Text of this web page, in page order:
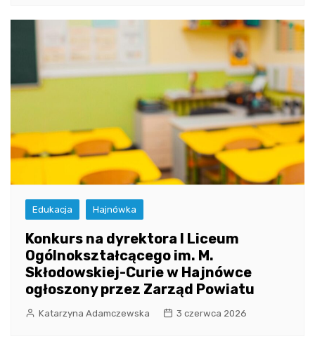
Edukacja Hajnówka
Konkurs na dyrektora I Liceum
Ogólnokształcącego im. M.
Skłodowskiej-Curie w Hajnówce
ogłoszony przez Zarząd Powiatu
Katarzyna Adamczewska 3 czerwca 2026